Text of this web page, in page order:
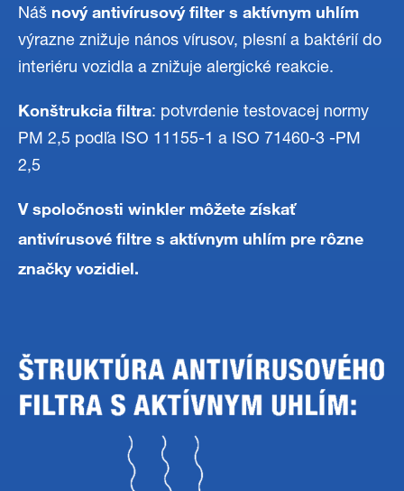
Náš nový antivírusový filter s aktívnym uhlím
výrazne znižuje nános vírusov, plesní a baktérií do
interiéru vozidla a znižuje alergické reakcie.
Konštrukcia filtra: potvrdenie testovacej normy
PM 2,5 podľa ISO 11155-1 a ISO 71460-3 -PM
2,5
V spoločnosti winkler môžete získať
antivírusové filtre s aktívnym uhlím pre rôzne
značky vozidiel.